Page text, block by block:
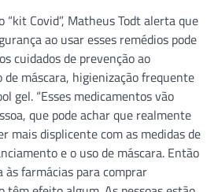
“kit Covid”, Matheus Todt alerta que
ao usar esses remédios pode
cuidados de prevenção ao
de máscara, higienização frequente
gel. “Esses medicamentos vão
que pode achar que realmente
mais displicente com as medidas de
e o uso de máscara. Então
farmácias para comprar